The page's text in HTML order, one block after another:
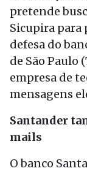
pretende
Sicupira para
defesa do
de São Paulo
empresa de
mensagens
Santander
mails
O banco